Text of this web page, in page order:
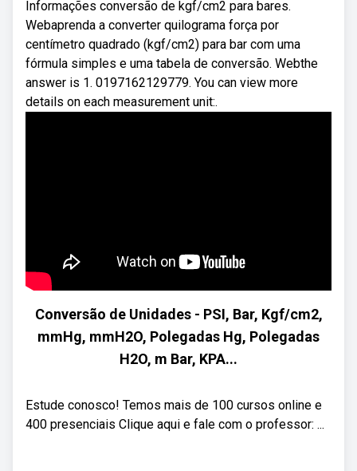
Informações conversão de kgf/cm2 para bares.
Webaprenda a converter quilograma força por
centímetro quadrado (kgf/cm2) para bar com uma
fórmula simples e uma tabela de conversão. Webthe
answer is 1. 0197162129779. You can view more
details on each measurement unit:.
Conversão de Unidades - PSI, Bar, Kgf/cm2,
mmHg, mmH2O, Polegadas Hg, Polegadas
H2O, m Bar, KPA...
Estude conosco! Temos mais de 100 cursos online e
400 presenciais Clique aqui e fale com o professor: ...